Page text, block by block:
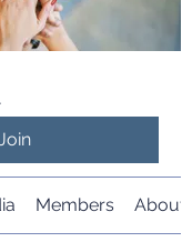
Members About